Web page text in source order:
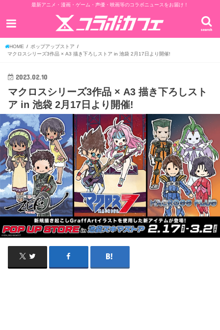
最新アニメ・漫画・ゲーム・声優・映画等のコラボニュースをお届け！
search
HOME
ポップアップストア
マクロスシリーズ3作品 × A3 描き下ろしストア in 池袋 2月17日より開催!
2023.02.10
マクロスシリーズ3作品 × A3 描き下ろしスト
ア in 池袋 2月17日より開催!